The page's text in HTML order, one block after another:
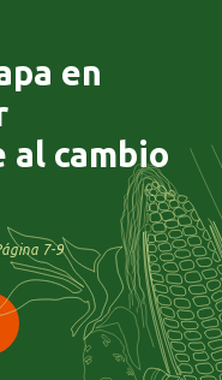
en
cambio
7-9